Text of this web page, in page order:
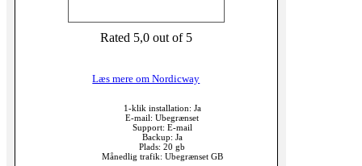
Rated 5,0 out of 5
Læs mere om Nordicway
1-klik installation: Ja
E-mail: Ubegrænset
Support: E-mail
Backup: Ja
Plads: 20 gb
Månedlig trafik: Ubegrænset GB